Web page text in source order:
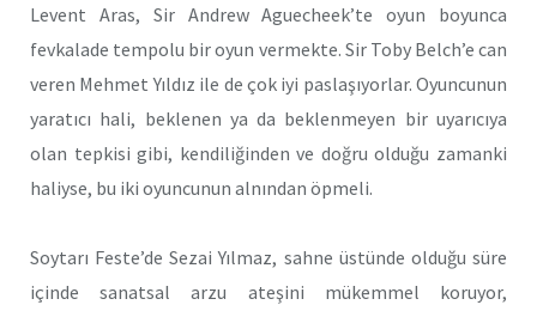
Levent Aras, Sir Andrew Aguecheek’te oyun boyunca
fevkalade tempolu bir oyun vermekte. Sir Toby Belch’e can
veren Mehmet Yıldız ile de çok iyi paslaşıyorlar. Oyuncunun
yaratıcı hali, beklenen ya da beklenmeyen bir uyarıcıya
olan tepkisi gibi, kendiliğinden ve doğru olduğu zamanki
haliyse, bu iki oyuncunun alnından öpmeli.
Soytarı Feste’de Sezai Yılmaz, sahne üstünde olduğu süre
içinde sanatsal arzu ateşini mükemmel koruyor,